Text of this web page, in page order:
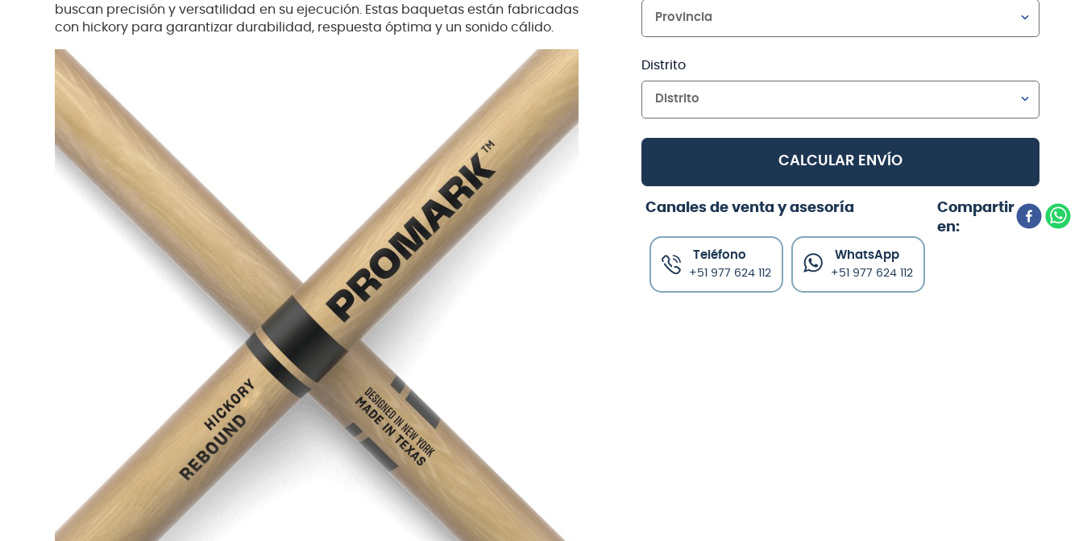
buscan precisión y versatilidad en su ejecución. Estas baquetas están fabricadas
con hickory para garantizar durabilidad, respuesta óptima y un sonido cálido.
Provincia
Distrito
Distrito
CALCULAR ENVÍO
Canales de venta y asesoría
Teléfono
+51 977 624 112
WhatsApp
+51 977 624 112